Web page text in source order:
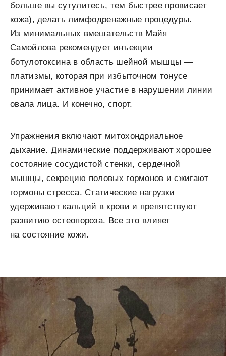
больше вы сутулитесь, тем быстрее провисает
кожа), делать лимфодренажные процедуры.
Из минимальных вмешательств Майя
Самойлова рекомендует инъекции
ботулотоксина в область шейной мышцы —
платизмы, которая при избыточном тонусе
принимает активное участие в нарушении линии
овала лица. И конечно, спорт.
Упражнения включают митохондриальное
дыхание. Динамические поддерживают хорошее
состояние сосудистой стенки, сердечной
мышцы, секрецию половых гормонов и сжигают
гормоны стресса. Статические нагрузки
удерживают кальций в крови и препятствуют
развитию остеопороза. Все это влияет
на состояние кожи.